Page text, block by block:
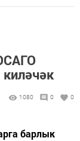
1080 0 0
барлык